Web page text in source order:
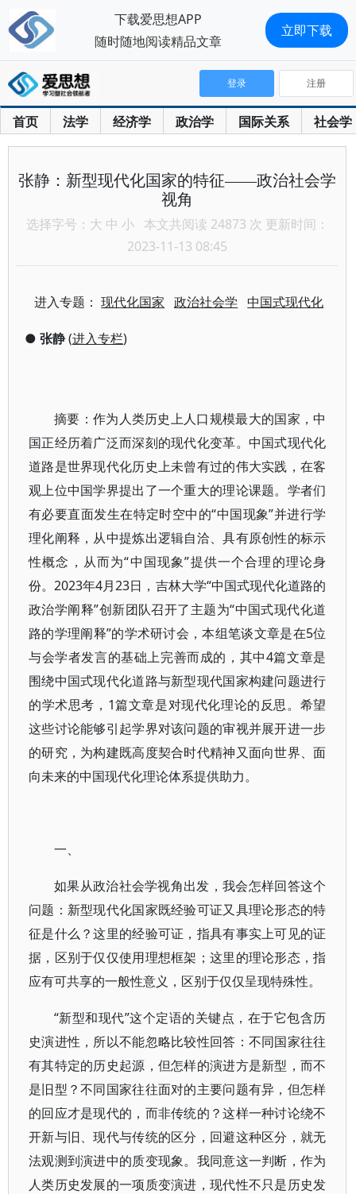
首页 法学 经济学 政治学 国际关系 社会学
登录 注册
张静：新型现代化国家的特征——政治社会学
视角
选择字号： 大 中 小 本文共阅读 24873 次 更新时间：
2023-11-13 08:45
进入专题：现代化国家 政治社会学 中国式现代化
● 张静(进入专栏)
摘要：作为人类历史上人口规模最大的国家，中
国正经历着广泛而深刻的现代化变革。中国式现代化
道路是世界现代化历史上未曾有过的伟大实践，在客
观上位中国学界提出了一个重大的理论课题。学者们
有必要直面发生在特定时空中的“中国现象”并进行学
理化阐释，从中提炼出逻辑自洽、具有原创性的标示
性概念，从而为“中国现象”提供一个合理的理论身
份。2023年4月23日，吉林大学“中国式现代化道路的
政治学阐释”创新团队召开了主题为“中国式现代化道
路的学理阐释”的学术研讨会，本组笔谈文章是在5位
与会学者发言的基础上完善而成的，其中4篇文章是
围绕中国式现代化道路与新型现代国家构建问题进行
的学术思考，1篇文章是对现代化理论的反思。希望
这些讨论能够引起学界对该问题的审视并展开进一步
的研究，为构建既高度契合时代精神又面向世界、面
向未来的中国现代化理论体系提供助力。
一、
如果从政治社会学视角出发，我会怎样回答这个
问题：新型现代化国家既经验可证又具理论形态的特
征是什么？这里的经验可证，指具有事实上可见的证
据，区别于仅仅使用理想框架；这里的理论形态，指
应有可共享的一般性意义，区别于仅仅呈现特殊性。
“新型和现代”这个定语的关键点，在于它包含历
史演进性，所以不能忽略比较性回答：不同国家往往
有其特定的历史起源，但怎样的演进方是新型，而不
是旧型？不同国家往往面对的主要问题有异，但怎样
的回应才是现代的，而非传统的？这样一种讨论绕不
开新与旧、现代与传统的区分，回避这种区分，就无
法观测到演进中的质变现象。我同意这一判断，作为
人类历史发展的一项质变演进，现代性不只是历史发
下载爱思想APP
随时随地阅读精品文章
立即下载